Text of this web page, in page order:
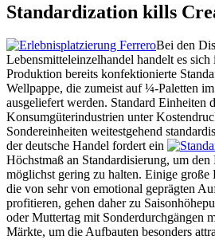
Standardization kills
Bei den
Lebensmitteleinzelhandel handelt es
Produktion bereits konfektionierte
Wellpappe, die zumeist auf ¼-Paletten
ausgeliefert werden. Standard Einheiten
Konsumgüterindustrien unter
Sondereinheiten weitestgehend
der deutsche Handel fordert ein
Höchstmaß an Standardisierung, um
möglichst gering zu halten. Einige große
die von sehr von emotional geprägten
profitieren, gehen daher zu
oder Muttertag mit Sonderdurchgängen
Märkte, um die Aufbauten besonders